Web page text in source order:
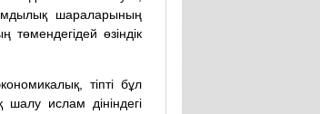
шараларының
өзіндік
тіпті бұл
шалу ислам дініндегі